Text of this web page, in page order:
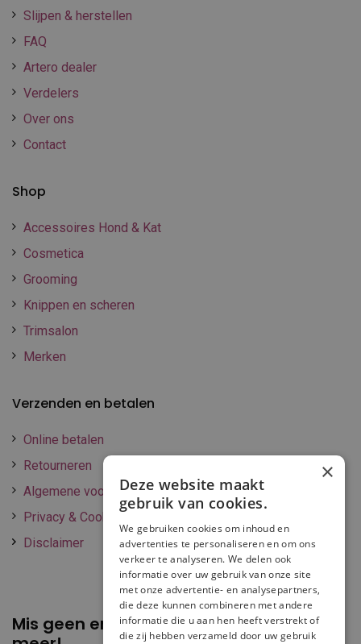
Slijpen & herstellen
FAQ
Artero dealer
Verdelers
Over ons
Contact
Shop
Accessoires Hond & Kat
Cosmetica
Grooming
Knippen en scheren
Trimsalon
Merken
Verzenden en betalen
Online betalen
Retourneren
Algemene voorwaarden
Privacy & Cookie policy
Disclaimer
Mis geen enkelepromotie of korting
×
Deze website maakt
gebruik van cookies.
We gebruiken cookies om inhoud en
advertenties te personaliseren en om ons
verkeer te analyseren. We delen ook
informatie over uw gebruik van onze site
met onze advertentie- en analysepartners,
die deze kunnen combineren met andere
informatie die u aan hen heeft verstrekt of
die zij hebben verzameld door uw gebruik